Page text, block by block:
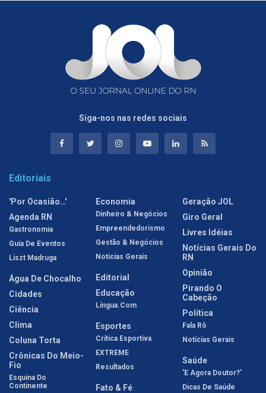
Siga-nos nas redes sociais
Editoriais
'Por Ocasião…'
Agenda RN
Gastronomia
Guia De Eventos
Liszt Madruga
Água De Chocalho
Cidades
Ciência
Clima
Coluna Torta
Crônicas Do Meio-
Fio
Esquina Do
Continente
Economia
Dinheiro & Negócios
Empreendedorismo
Gestão & Negócios
Notícias Gerais
Editorial
Educação
Língua.com
Esportes
Crítica Esportiva
EXTREME
Resultados
Fato & Fé
Geração JOL
Giro Geral
Livres Idéias
Notícias Gerais Do
RN
Opinião
Pirando O
Cabeção
Política
Fala Rô
Notícias Gerais
Saúde
'E Agora Doutor?'
Dicas De Saúde